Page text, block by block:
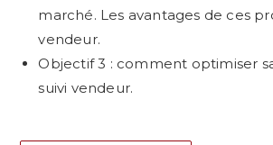
marché. Les avantages de ces
vendeur.
Objectif 3 : comment optimiser
suivi vendeur.